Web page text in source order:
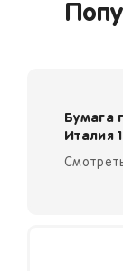
Бумага
Италия